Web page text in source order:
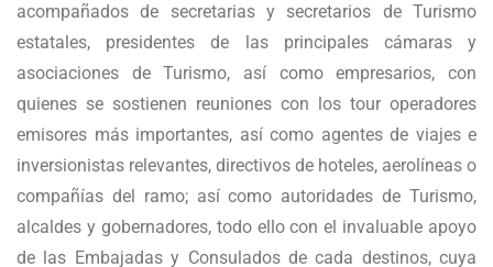
acompañados de secretarias y secretarios de Turismo
estatales, presidentes de las principales cámaras y
asociaciones de Turismo, así como empresarios, con
quienes se sostienen reuniones con los tour operadores
emisores más importantes, así como agentes de viajes e
inversionistas relevantes, directivos de hoteles, aerolíneas o
compañías del ramo; así como autoridades de Turismo,
alcaldes y gobernadores, todo ello con el invaluable apoyo
de las Embajadas y Consulados de cada destinos, cuya